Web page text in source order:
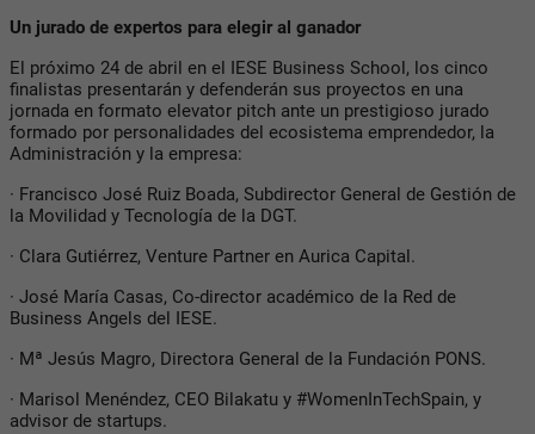
Un jurado de expertos para elegir al ganador
El próximo 24 de abril en el IESE Business School, los cinco
finalistas presentarán y defenderán sus proyectos en una
jornada en formato elevator pitch ante un prestigioso jurado
formado por personalidades del ecosistema emprendedor, la
Administración y la empresa:
· Francisco José Ruiz Boada, Subdirector General de Gestión de
la Movilidad y Tecnología de la DGT.
· Clara Gutiérrez, Venture Partner en Aurica Capital.
· José María Casas, Co-director académico de la Red de
Business Angels del IESE.
· Mª Jesús Magro, Directora General de la Fundación PONS.
· Marisol Menéndez, CEO Bilakatu y #WomenInTechSpain, y
advisor de startups.